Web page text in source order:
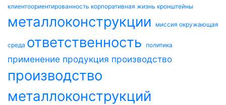
клиентоориентированность корпоративная жизнь кронштейны
металлоконструкции миссия окружающая
среда ответственность политика
применение продукция производство
производство
металлоконструкций